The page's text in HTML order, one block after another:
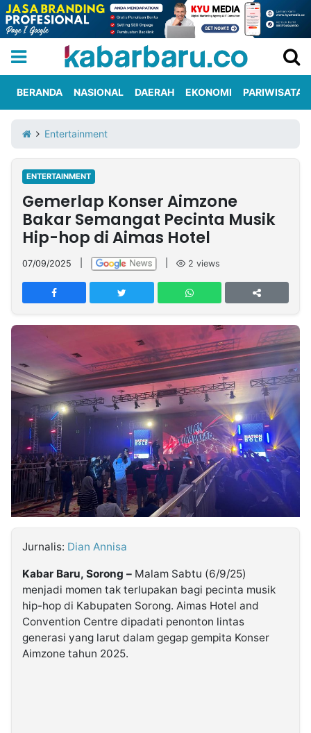
Iklan
Berita
Kami
Nasional
International
Olahraga
Entertainment
Daerah
Pariwisata
Kuliner
Kolom
Network
PT
TREETAN
INDONESIA
Partner
Insight
NTB
Suara
Time
Lens
Daily
Jogja
Jalan
Rakyat
Idealita
News
Notice
Dinamikapost.com
Radar
Baru
Seedbacklink
Follow
Kabarbaru
BERANDA NASIONAL DAERAH EKONOMI PARIWISATA
Entertainment
ENTERTAINMENT
Gemerlap Konser Aimzone
Bakar Semangat Pecinta Musik
Hip-hop di Aimas Hotel
07/09/2025 2 views
Jurnalis: Dian Annisa
Kabar Baru, Sorong – Malam Sabtu (6/9/25)
menjadi momen tak terlupakan bagi pecinta musik
hip-hop di Kabupaten Sorong. Aimas Hotel and
Convention Centre dipadati penonton lintas
generasi yang larut dalam gegap gempita Konser
Aimzone tahun 2025.